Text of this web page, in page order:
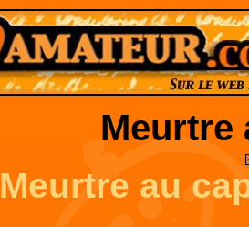
Meurtre
Meurtre au